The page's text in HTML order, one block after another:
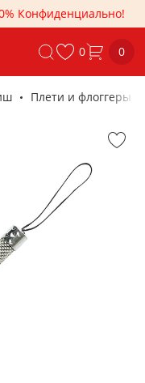
Конфиденциально!
0 0
Плети и флоггеры